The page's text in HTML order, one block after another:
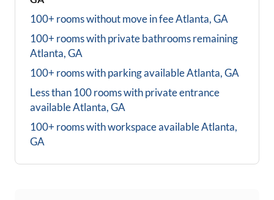
100+ rooms without move in feeAtlanta, GA
100+ rooms with private bathroomsremaining
Atlanta, GA
100+ rooms with parking availableAtlanta, GA
Less than 100 rooms with private entrance
availableAtlanta, GA
100+ rooms with workspace availableAtlanta,
GA